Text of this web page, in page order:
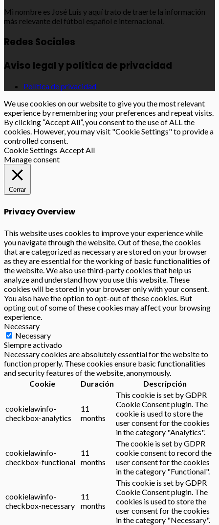
Mi nombre es José Luis y aquí trato de traerte la información
más relevante del fútbol español e internacional.
Redes Sociales
Aviso legal y política de privacidad
Política de privacidad
We use cookies on our website to give you the most relevant
experience by remembering your preferences and repeat visits.
By clicking “Accept All”, you consent to the use of ALL the
cookies. However, you may visit "Cookie Settings" to provide a
controlled consent.
Cookie Settings Accept All
Manage consent
Cerrar
Privacy Overview
This website uses cookies to improve your experience while
you navigate through the website. Out of these, the cookies
that are categorized as necessary are stored on your browser
as they are essential for the working of basic functionalities of
the website. We also use third-party cookies that help us
analyze and understand how you use this website. These
cookies will be stored in your browser only with your consent.
You also have the option to opt-out of these cookies. But
opting out of some of these cookies may affect your browsing
experience.
Necessary
Necessary
Siempre activado
Necessary cookies are absolutely essential for the website to
function properly. These cookies ensure basic functionalities
and security features of the website, anonymously.
Cookie
Duración Descripción
cookielawinfo-
checkbox-analytics
11
months
This cookie is set by GDPR
Cookie Consent plugin. The
cookie is used to store the
user consent for the cookies
in the category "Analytics".
cookielawinfo-
checkbox-functional
11
months
The cookie is set by GDPR
cookie consent to record the
user consent for the cookies
in the category "Functional".
cookielawinfo-
checkbox-necessary
11
months
This cookie is set by GDPR
Cookie Consent plugin. The
cookies is used to store the
user consent for the cookies
in the category "Necessary".